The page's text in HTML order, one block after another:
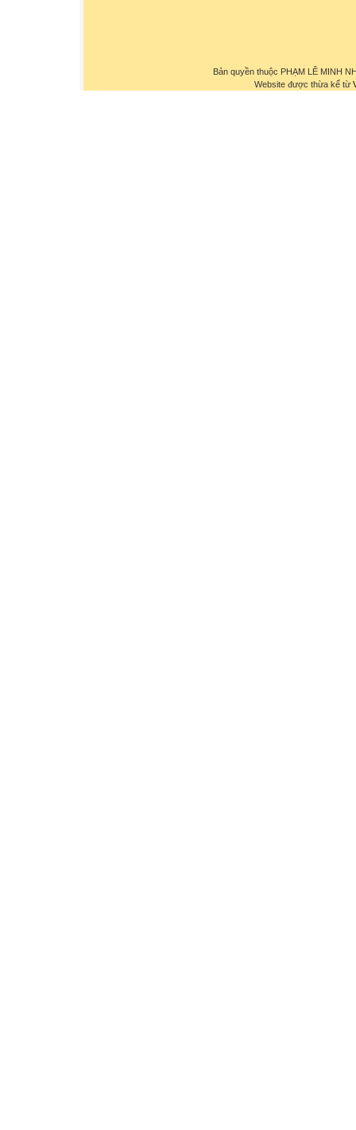
Bản quyền thuộc PHẠM LÊ MINH
Website được thừa kế từ